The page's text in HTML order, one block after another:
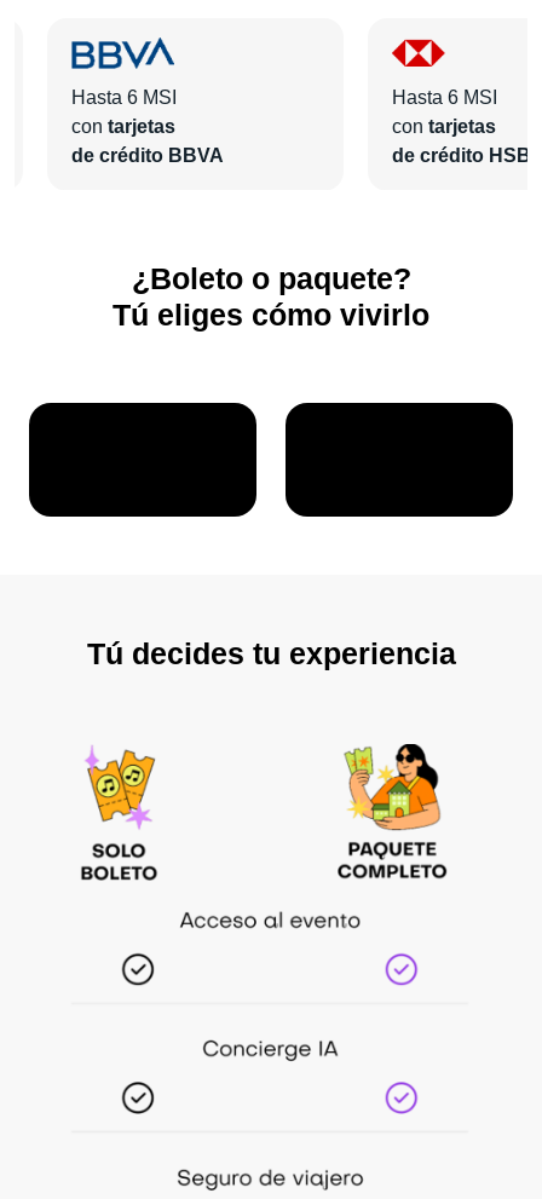
Hasta 6 MSI
con tarjetas
de crédito BBVA
Hasta 6 MSI
con tarjetas
de crédito
¿Boleto o paquete?
Tú eliges cómo vivirlo
Tú decides tu experiencia